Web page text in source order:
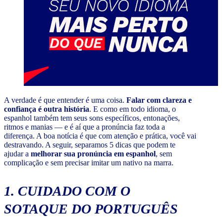
A verdade é que entender é uma coisa. Falar com clareza e
confiança é outra história. E como em todo idioma, o
espanhol também tem seus sons específicos, entonações,
ritmos e manias — e é aí que a pronúncia faz toda a
diferença. A boa notícia é que com atenção e prática, você vai
destravando. A seguir, separamos 5 dicas que podem te
ajudar a melhorar sua pronúncia em espanhol, sem
complicação e sem precisar imitar um nativo na marra.
1. CUIDADO COM O
SOTAQUE DO PORTUGUÊS